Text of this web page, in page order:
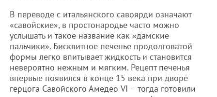
В переводе с итальянского савоярди означают
«савойские», в простонародье часто можно
услышать и такое название как «дамские
пальчики». Бисквитное печенье продолговатой
формы легко впитывает жидкость и становится
невероятно нежным и мягким. Рецепт печенья
впервые появился в конце 15 века при дворе
герцога Савойского Амедео VI – тогда готовили